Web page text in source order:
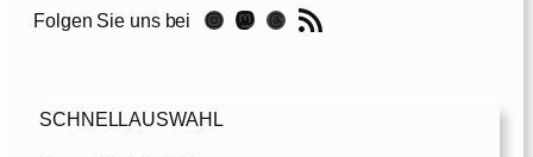
.
i
Folgen Sie uns bei Instagram Mastodon Threads RSS-Feed
SCHNELLAUSWAHL